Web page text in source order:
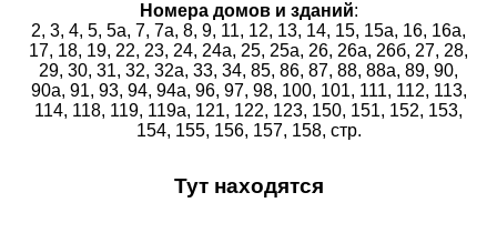
Номера домов и зданий:
2, 3, 4, 5, 5а, 7, 7а, 8, 9, 11, 12, 13, 14, 15, 15а, 16, 16а,
17, 18, 19, 22, 23, 24, 24а, 25, 25а, 26, 26а, 26б, 27, 28,
29, 30, 31, 32, 32а, 33, 34, 85, 86, 87, 88, 88а, 89, 90,
90а, 91, 93, 94, 94а, 96, 97, 98, 100, 101, 111, 112, 113,
114, 118, 119, 119а, 121, 122, 123, 150, 151, 152, 153,
154, 155, 156, 157, 158, стр.
Тут находятся